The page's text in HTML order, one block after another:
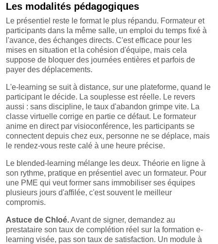
Les modalités pédagogiques
Le présentiel reste le format le plus répandu. Formateur et
participants dans la même salle, un emploi du temps fixé à
l'avance, des échanges directs. C'est efficace pour les
mises en situation et la cohésion d'équipe, mais cela
suppose de bloquer des journées entières et parfois de
payer des déplacements.
L'e-learning se suit à distance, sur une plateforme, quand le
participant le décide. La souplesse est réelle. Le revers
aussi : sans discipline, le taux d'abandon grimpe vite. La
classe virtuelle corrige en partie ce défaut. Le formateur
anime en direct par visioconférence, les participants se
connectent depuis chez eux, personne ne se déplace, mais
le rendez-vous reste calé à une heure précise.
Le blended-learning mélange les deux. Théorie en ligne à
son rythme, pratique en présentiel avec un formateur. Pour
une PME qui veut former sans immobiliser ses équipes
plusieurs jours d'affilée, c'est souvent le meilleur
compromis.
Astuce de Chloé.Avant de signer, demandez au
prestataire son taux de complétion réel sur la formation e-
learning visée, pas son taux de satisfaction. Un module à